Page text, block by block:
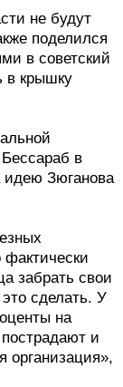
не будут
поделился
в советский
в крышку
в
идею Зюганова
фактически
забрать свои
сделать. У
на
и
организация»,